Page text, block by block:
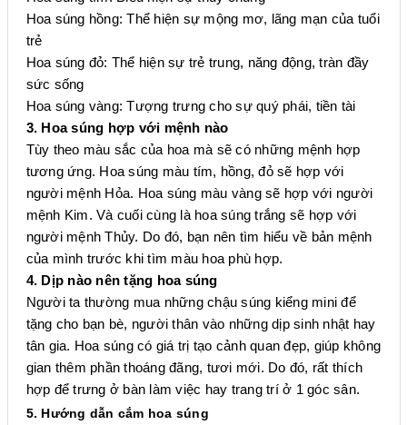
Hoa súng hồng: Thể hiện sự mộng mơ, lãng mạn của tuổi
trẻ
Hoa súng đỏ: Thể hiện sự trẻ trung, năng động, tràn đầy
sức sống
Hoa súng vàng: Tượng trưng cho sự quý phái, tiền tài
3. Hoa súng hợp với mệnh nào
Tùy theo màu sắc của hoa mà sẽ có những mệnh hợp
tương ứng. Hoa súng màu tím, hồng, đỏ sẽ hợp với
người mệnh Hỏa. Hoa súng màu vàng sẽ hợp với người
mệnh Kim. Và cuối cùng là hoa súng trắng sẽ hợp với
người mệnh Thủy. Do đó, bạn nên tìm hiểu về bản mệnh
của mình trước khi tìm màu hoa phù hợp.
4. Dịp nào nên tặng hoa súng
Người ta thường mua những chậu súng kiểng mini để
tặng cho bạn bè, người thân vào những dịp sinh nhật hay
tân gia. Hoa súng có giá trị tạo cảnh quan đẹp, giúp không
gian thêm phần thoáng đãng, tươi mới. Do đó, rất thích
hợp để trưng ở bàn làm việc hay trang trí ở 1 góc sân.
5. Hướng dẫn cắm hoa súng